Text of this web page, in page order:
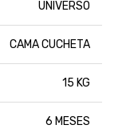
UNIVERSO
CAMA CUCHETA
15 KG
6 MESES